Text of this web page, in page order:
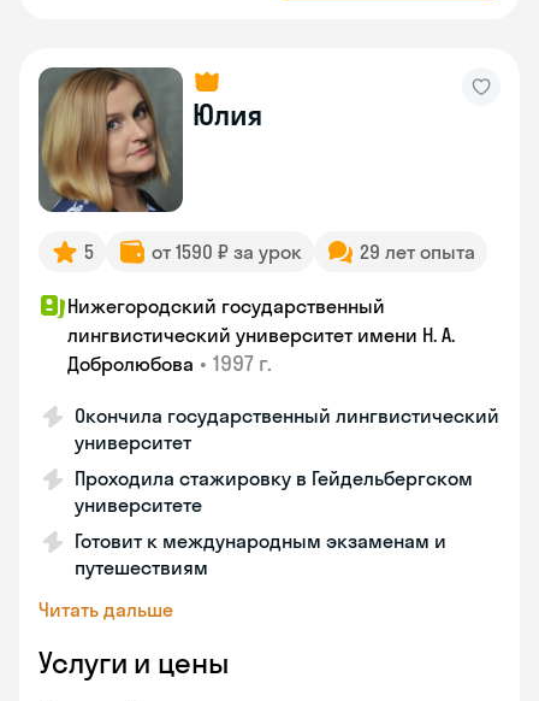
Юлия
5 от 1590 ₽ за урок 29 лет опыта
Нижегородский государственный
лингвистический университет имени Н. А.
Добролюбова • 1997 г.
Окончила государственный лингвистический
университет
Проходила стажировку в Гейдельбергском
университете
Готовит к международным экзаменам и
путешествиям
Читать дальше
Услуги и цены